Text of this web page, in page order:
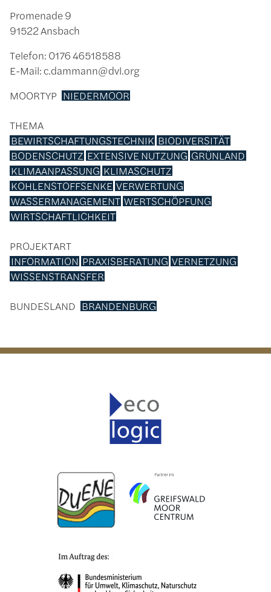
Promenade 9
91522 Ansbach
Telefon: 0176 46518588
E-Mail: c.dammann@dvl.org
MOORTYP NIEDERMOOR
THEMA
BEWIRTSCHAFTUNGSTECHNIK BIODIVERSITÄT
BODENSCHUTZ EXTENSIVE NUTZUNG GRÜNLAND
KLIMAANPASSUNG KLIMASCHUTZ
KOHLENSTOFFSENKE VERWERTUNG
WASSERMANAGEMENT WERTSCHÖPFUNG
WIRTSCHAFTLICHKEIT
PROJEKTART
INFORMATION PRAXISBERATUNG VERNETZUNG
WISSENSTRANSFER
BUNDESLAND BRANDENBURG